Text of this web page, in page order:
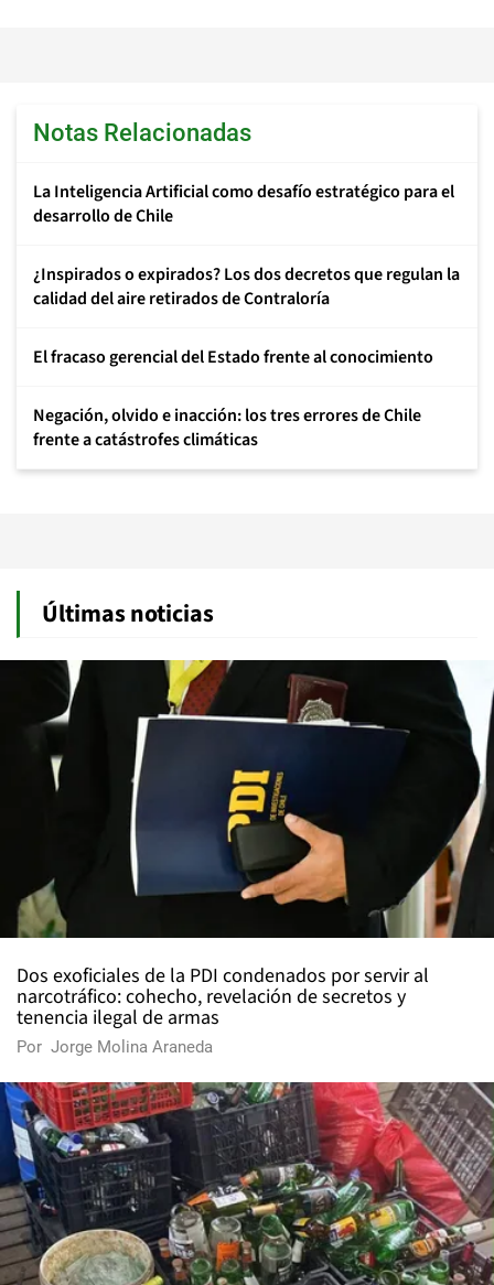
Notas Relacionadas
La Inteligencia Artificial como desafío estratégico para el
desarrollo de Chile
¿Inspirados o expirados? Los dos decretos que regulan la
calidad del aire retirados de Contraloría
El fracaso gerencial del Estado frente al conocimiento
Negación, olvido e inacción: los tres errores de Chile
frente a catástrofes climáticas
Últimas noticias
Dos exoficiales de la PDI condenados por servir al
narcotráfico: cohecho, revelación de secretos y
tenencia ilegal de armas
Por Jorge Molina Araneda